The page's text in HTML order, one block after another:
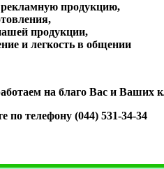
продукцию,
продукции,
и легкость в общении
на благо Вас и Ваших
по телефону (044) 531-34-34